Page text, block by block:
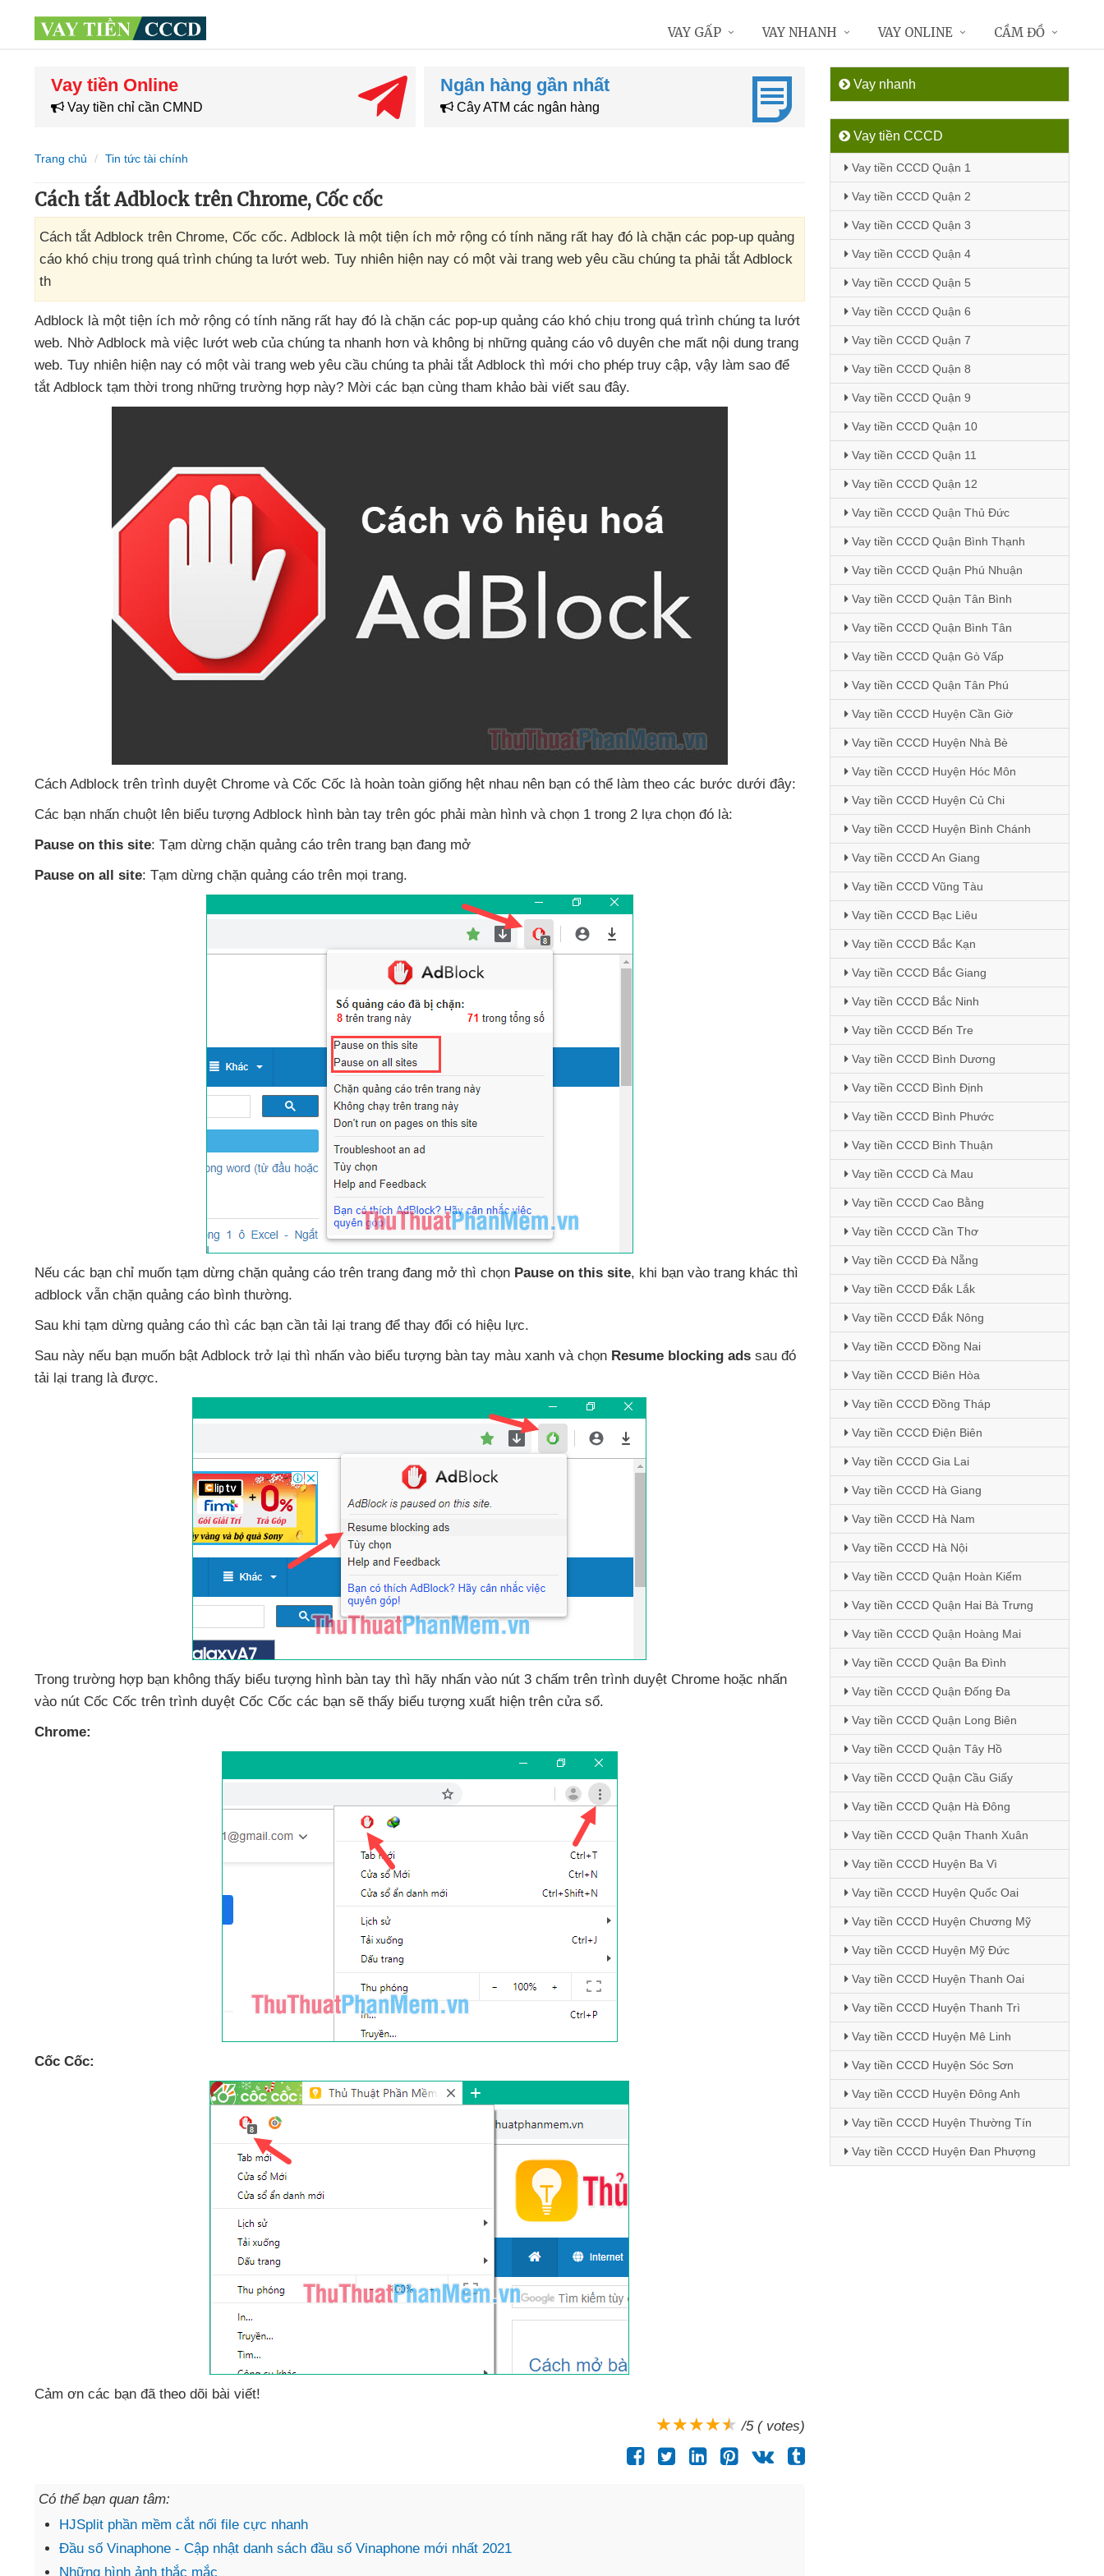
Vay tiền Online
Vay tiền chỉ cần CMND
Ngân hàng gần nhất
Cây ATM các ngân hàng
Trang chủ Tin tức tài chính
Cách tắt Adblock trên Chrome, Cốc cốc
Cách tắt Adblock trên Chrome, Cốc cốc. Adblock là một tiện ích mở rộng có tính năng rất hay đó là chặn các pop-up quảng
cáo khó chịu trong quá trình chúng ta lướt web. Tuy nhiên hiện nay có một vài trang web yêu cầu chúng ta phải tắt Adblock
th
Adblock là một tiện ích mở rộng có tính năng rất hay đó là chặn các pop-up quảng cáo khó chịu trong quá trình chúng ta lướt
web. Nhờ Adblock mà việc lướt web của chúng ta nhanh hơn và không bị những quảng cáo vô duyên che mất nội dung trang
web. Tuy nhiên hiện nay có một vài trang web yêu cầu chúng ta phải tắt Adblock thì mới cho phép truy cập, vậy làm sao để
tắt Adblock tạm thời trong những trường hợp này? Mời các bạn cùng tham khảo bài viết sau đây.
Cách Adblock trên trình duyệt Chrome và Cốc Cốc là hoàn toàn giống hệt nhau nên bạn có thể làm theo các bước dưới đây:
Các bạn nhấn chuột lên biểu tượng Adblock hình bàn tay trên góc phải màn hình và chọn 1 trong 2 lựa chọn đó là:
Pause on this site: Tạm dừng chặn quảng cáo trên trang bạn đang mở
Pause on all site: Tạm dừng chặn quảng cáo trên mọi trang.
Nếu các bạn chỉ muốn tạm dừng chặn quảng cáo trên trang đang mở thì chọn Pause on this site, khi bạn vào trang khác thì
adblock vẫn chặn quảng cáo bình thường.
Sau khi tạm dừng quảng cáo thì các bạn cần tải lại trang để thay đổi có hiệu lực.
Sau này nếu bạn muốn bật Adblock trở lại thì nhấn vào biểu tượng bàn tay màu xanh và chọn Resume blocking ads sau đó
tải lại trang là được.
Trong trường hợp bạn không thấy biểu tượng hình bàn tay thì hãy nhấn vào nút 3 chấm trên trình duyệt Chrome hoặc nhấn
vào nút Cốc Cốc trên trình duyệt Cốc Cốc các bạn sẽ thấy biểu tượng xuất hiện trên cửa sổ.
Chrome:
Cốc Cốc:
Cảm ơn các bạn đã theo dõi bài viết!
/5 ( votes)
Có thể bạn quan tâm:
HJSplit phần mềm cắt nối file cực nhanh
Đầu số Vinaphone - Cập nhật danh sách đầu số Vinaphone mới nhất 2021
Những hình ảnh thắc mắc
Vay nhanh
Vay tiền CCCD
Vay tiền CCCD Quận 1
Vay tiền CCCD Quận 2
Vay tiền CCCD Quận 3
Vay tiền CCCD Quận 4
Vay tiền CCCD Quận 5
Vay tiền CCCD Quận 6
Vay tiền CCCD Quận 7
Vay tiền CCCD Quận 8
Vay tiền CCCD Quận 9
Vay tiền CCCD Quận 10
Vay tiền CCCD Quận 11
Vay tiền CCCD Quận 12
Vay tiền CCCD Quận Thủ Đức
Vay tiền CCCD Quận Bình Thạnh
Vay tiền CCCD Quận Phú Nhuận
Vay tiền CCCD Quận Tân Bình
Vay tiền CCCD Quận Bình Tân
Vay tiền CCCD Quận Gò Vấp
Vay tiền CCCD Quận Tân Phú
Vay tiền CCCD Huyện Cần Giờ
Vay tiền CCCD Huyện Nhà Bè
Vay tiền CCCD Huyện Hóc Môn
Vay tiền CCCD Huyện Củ Chi
Vay tiền CCCD Huyện Bình Chánh
Vay tiền CCCD An Giang
Vay tiền CCCD Vũng Tàu
Vay tiền CCCD Bạc Liêu
Vay tiền CCCD Bắc Kạn
Vay tiền CCCD Bắc Giang
Vay tiền CCCD Bắc Ninh
Vay tiền CCCD Bến Tre
Vay tiền CCCD Bình Dương
Vay tiền CCCD Bình Định
Vay tiền CCCD Bình Phước
Vay tiền CCCD Bình Thuận
Vay tiền CCCD Cà Mau
Vay tiền CCCD Cao Bằng
Vay tiền CCCD Cần Thơ
Vay tiền CCCD Đà Nẵng
Vay tiền CCCD Đắk Lắk
Vay tiền CCCD Đắk Nông
Vay tiền CCCD Đồng Nai
Vay tiền CCCD Biên Hòa
Vay tiền CCCD Đồng Tháp
Vay tiền CCCD Điện Biên
Vay tiền CCCD Gia Lai
Vay tiền CCCD Hà Giang
Vay tiền CCCD Hà Nam
Vay tiền CCCD Hà Nội
Vay tiền CCCD Quận Hoàn Kiếm
Vay tiền CCCD Quận Hai Bà Trưng
Vay tiền CCCD Quận Hoàng Mai
Vay tiền CCCD Quận Ba Đình
Vay tiền CCCD Quận Đống Đa
Vay tiền CCCD Quận Long Biên
Vay tiền CCCD Quận Tây Hồ
Vay tiền CCCD Quận Cầu Giấy
Vay tiền CCCD Quận Hà Đông
Vay tiền CCCD Quận Thanh Xuân
Vay tiền CCCD Huyện Ba Vì
Vay tiền CCCD Huyện Quốc Oai
Vay tiền CCCD Huyện Chương Mỹ
Vay tiền CCCD Huyện Mỹ Đức
Vay tiền CCCD Huyện Thanh Oai
Vay tiền CCCD Huyện Thanh Trì
Vay tiền CCCD Huyện Mê Linh
Vay tiền CCCD Huyện Sóc Sơn
Vay tiền CCCD Huyện Đông Anh
Vay tiền CCCD Huyện Thường Tín
Vay tiền CCCD Huyện Đan Phượng
VAY GẤP VAY NHANH VAY ONLINE CẦM ĐỒ